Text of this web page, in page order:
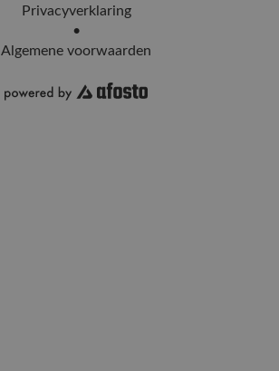
Privacyverklaring
•
Algemene voorwaarden